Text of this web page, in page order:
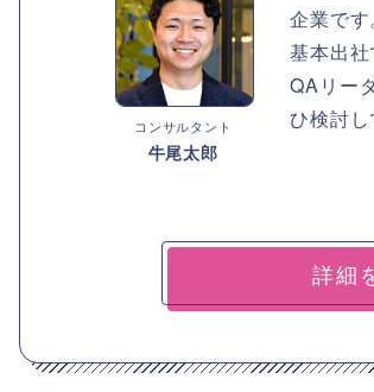
コンサルタント
牛尾太郎
企業です
基本出社
QAリー
ひ検討し
詳細